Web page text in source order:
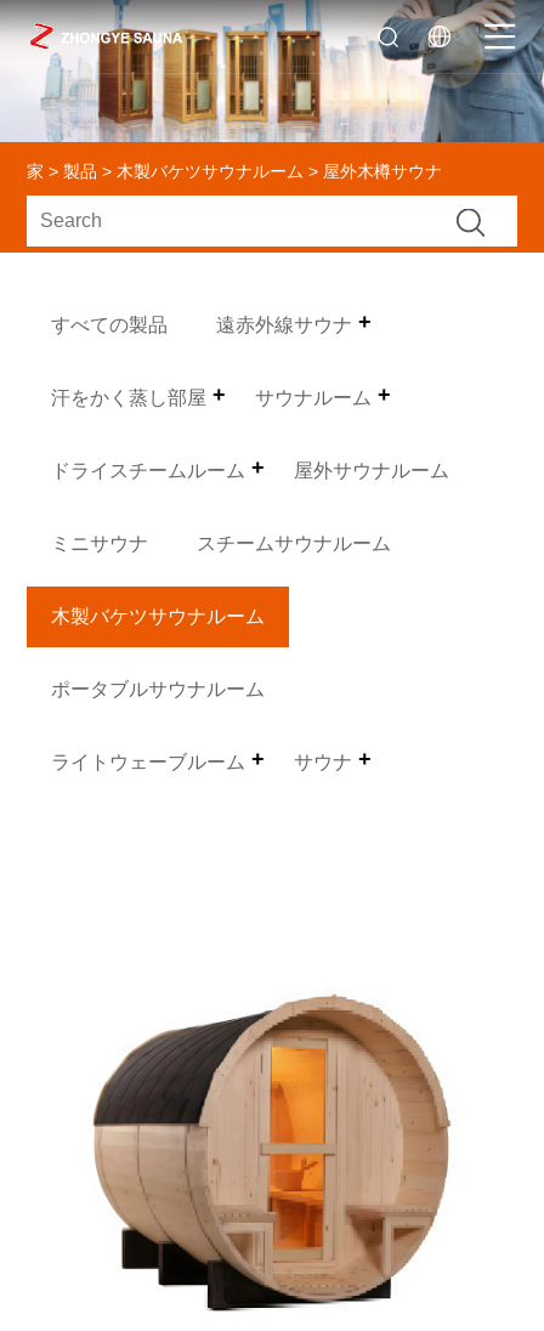
家 > 製品 > 木製バケツサウナルーム > 屋外木樽サウナ
すべての製品 遠赤外線サウナ
汗をかく蒸し部屋 サウナルーム
ドライスチームルーム 屋外サウナルーム
ミニサウナ スチームサウナルーム
木製バケツサウナルーム
ポータブルサウナルーム
ライトウェーブルーム サウナ